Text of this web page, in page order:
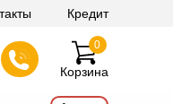
Кредит
Корзина
0